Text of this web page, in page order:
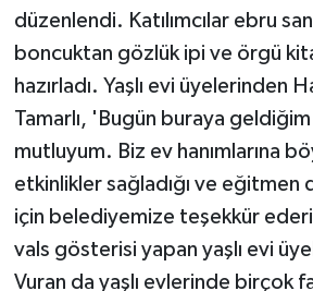
düzenlendi. Katılımcılar ebru
boncuktan gözlük ipi ve örgü
hazırladı. Yaşlı evi üyelerinden
Tamarlı, 'Bugün buraya
mutluyum. Biz ev hanımlarına
etkinlikler sağladığı ve
için belediyemize teşekkür
vals gösterisi yapan yaşlı evi
Vuran da yaşlı evlerinde birçok